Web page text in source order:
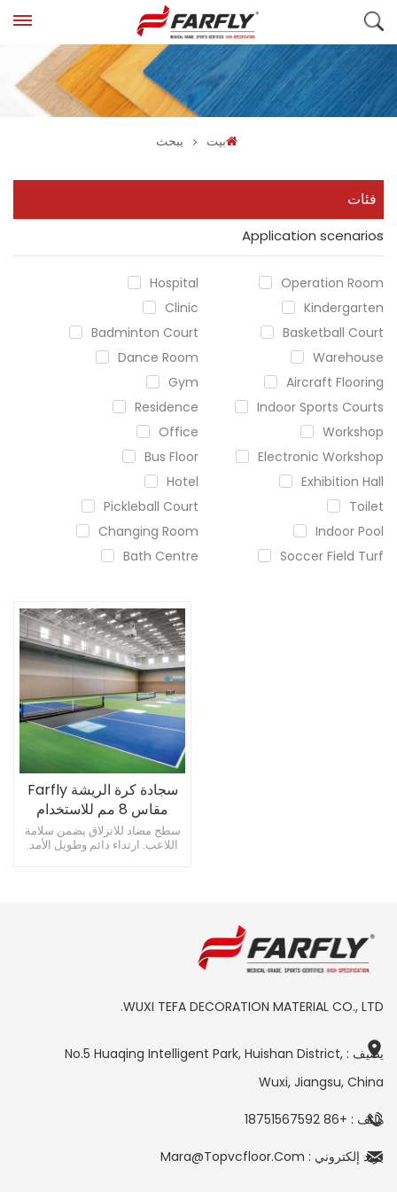
بيت يبحث
فئات
Application scenarios
Hospital
Operation Room
Clinic
Kindergarten
Badminton Court
Basketball Court
Dance Room
Warehouse
Gym
Aircraft Flooring
Residence
Indoor Sports Courts
Office
Workshop
Bus Floor
Electronic Workshop
Hotel
Exhibition Hall
Pickleball Court
Toilet
Changing Room
Indoor Pool
Bath Centre
Soccer Field Turf
سجادة كرة الريشة Farfly
مقاس 8 مم للاستخدام
الداخلي والخارجي
سطح مضاد للانزلاق يضمن سلامة
اللاعب. ارتداء دائم وطويل الأمد.
WUXI TEFA DECORATION MATERIAL CO., LTD.
يضيف : No.5 Huaqing Intelligent Park, Huishan District,
Wuxi, Jiangsu, China
هاتف : +86 18751567592
بريد إلكتروني : Mara@topvcfloor.com